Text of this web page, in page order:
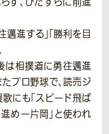
進する」「勝利を目
は相撲道に勇往邁進
プロ野球で、読売ジ
にも「スピード飛ば
めー片岡」と使われ